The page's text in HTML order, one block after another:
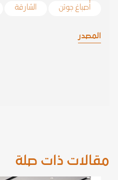
مقالات ذات صلة
أصباغ جوتن الشارقة
المصدر